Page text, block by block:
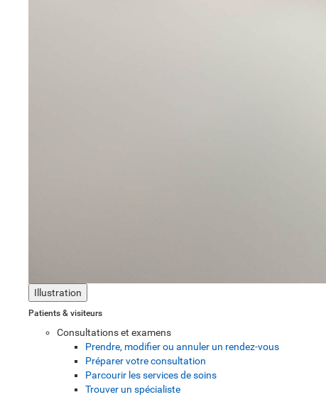
Illustration
Patients & visiteurs
Consultations et examens
Prendre, modifier ou annuler un rendez-vous
Préparer votre consultation
Parcourir les services de soins
Trouver un spécialiste